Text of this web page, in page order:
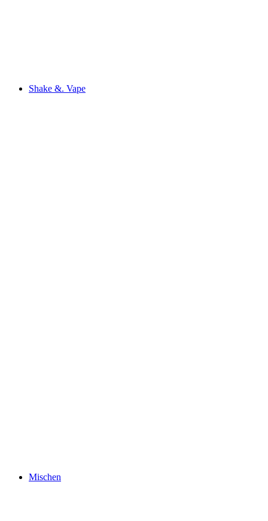
Shake &. Vape
Mischen